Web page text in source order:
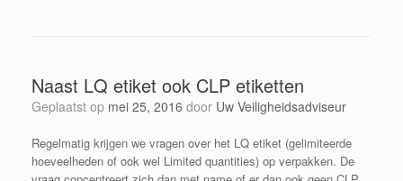
Naast LQ etiket ook CLP etiketten
Geplaatst op mei 25, 2016 door Uw Veiligheidsadviseur
Regelmatig krijgen we vragen over het LQ etiket (gelimiteerde
hoeveelheden of ook wel Limited quantities) op verpakken. De